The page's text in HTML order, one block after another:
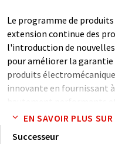
Le programme de
extension continue des
l'introduction de
pour améliorer la garantie
produits
innovante en fournissant
technologies, telles que
EN SAVOIR PLUS
Successeur